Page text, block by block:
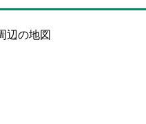
辺の地図